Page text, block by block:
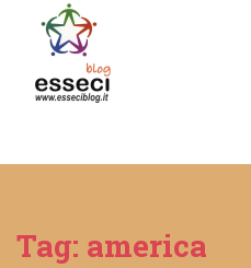
m
Tag: america